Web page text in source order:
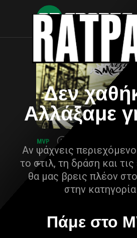
Δεν
Αλλάξαμε
Αν ψάχνεις
το στιλ, τη δράση και
θα μας βρεις πλέον στο
στην
Πάμε στο